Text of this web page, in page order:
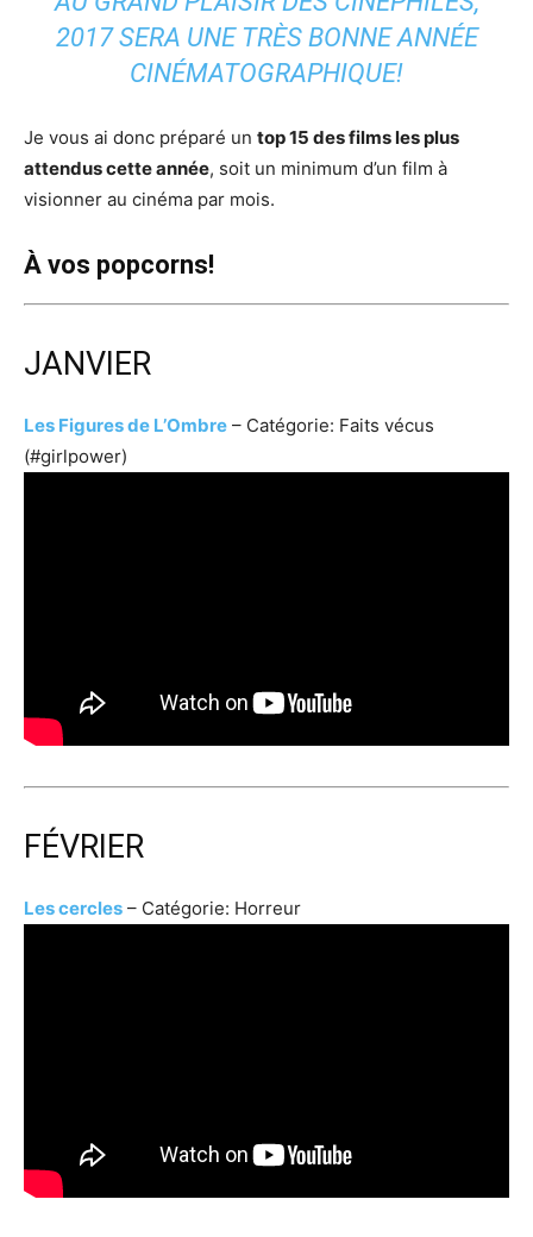
2017 SERA UNE TRÈS BONNE ANNÉE
CINÉMATOGRAPHIQUE!
Je vous ai donc préparé un top 15 des films les plus
attendus cette année, soit un minimum d’un film à
visionner au cinéma par mois.
À vos popcorns!
JANVIER
Les Figures de L’Ombre – Catégorie: Faits vécus
(#girlpower)
FÉVRIER
Les cercles – Catégorie: Horreur